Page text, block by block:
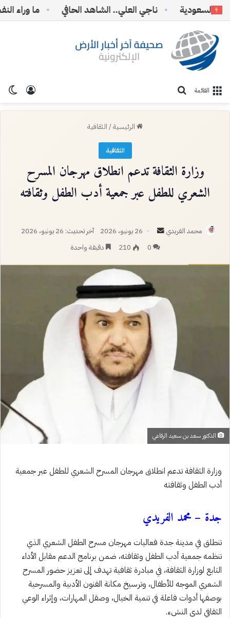
ناجي العلي.. الشاهد الحافي ما وراء
تسجيل القائمة
الرئيسية/ الثقافية
الثقافية
وزارة الثقافة تدعم انطلاق مهرجان المسرح
الشعري للطفل عبر جمعية أدب الطفل وثقافته
محمد الفريدي
أرسل
بريدا
26 يونيو، 2026
آخر تحديث: 26 يونيو، 2026
0
210 دقيقة واحدة
الدكتور سعد بن سعيد الرفاعي
وزارة الثقافة تدعم انطلاق مهرجان المسرح الشعري للطفل عبر جمعية
أدب الطفل وثقافته
جدة – محمد الفريدي
تنطلق في مدينة جدة فعاليات مهرجان مسرح الطفل الشعري الذي
تنظمه جمعية أدب الطفل وثقافته، ضمن برنامج الدعم مقابل الأداء
التابع لوزارة الثقافة، في مبادرة ثقافية تهدف إلى تعزيز حضور المسرح
الشعري الموجه للأطفال، وترسيخ مكانة الفنون الأدبية والمسرحية
بوصفها أدوات فاعلة في تنمية الخيال، وصقل المهارات، وإثراء الوعي
الثقافي لدى النشء.